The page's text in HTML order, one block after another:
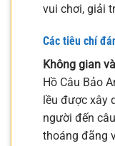
vui chơi, giải
Các tiêu chí
Không gian
Hồ Câu Bảo
lều được xây
người đến
thoáng đãng